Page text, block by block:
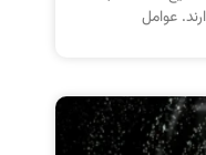
عوامل